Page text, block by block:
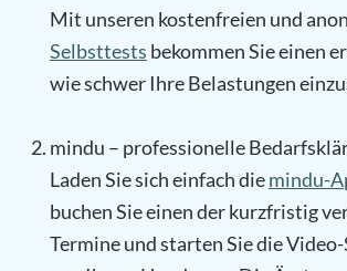
Mit unseren kostenfreien und
Selbsttests bekommen Sie einen
wie schwer Ihre Belastungen
mindu – professionelle
Laden Sie sich einfach diemindu-
buchen Sie einen der kurzfristig
Termine und starten Sie die